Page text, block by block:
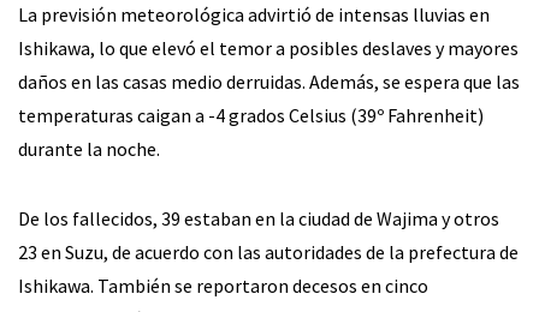
La previsión meteorológica advirtió de intensas lluvias en
Ishikawa, lo que elevó el temor a posibles deslaves y mayores
daños en las casas medio derruidas. Además, se espera que las
temperaturas caigan a -4 grados Celsius (39º Fahrenheit)
durante la noche.
De los fallecidos, 39 estaban en la ciudad de Wajima y otros
23 en Suzu, de acuerdo con las autoridades de la prefectura de
Ishikawa. También se reportaron decesos en cinco